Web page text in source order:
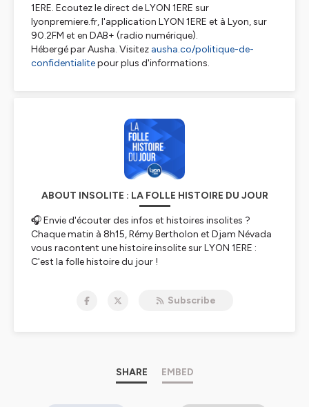
1ERE. Ecoutez le direct de LYON 1ERE sur
lyonpremiere.fr, l'application LYON 1ERE et à Lyon, sur
90.2FM et en DAB+ (radio numérique).
Hébergé par Ausha. Visitez ausha.co/politique-de-
confidentialitepour plus d'informations.
ABOUT INSOLITE : LA FOLLE HISTOIRE DU JOUR
🎧 Envie d'écouter des infos et histoires insolites ?
Chaque matin à 8h15, Rémy Bertholon et Djam Névada
vous racontent une histoire insolite sur LYON 1ERE :
C'est la folle histoire du jour !
Hébergé par Ausha. Visitez
ausha.co/politique-de-
Subscribe
SHARE EMBED